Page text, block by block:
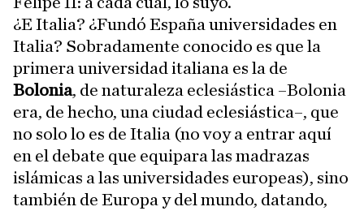
¿E Italia? ¿Fundó España universidades en
Italia? Sobradamente conocido es que la
primera universidad italiana es la de
Bolonia, de naturaleza eclesiástica –Bolonia
era, de hecho, una ciudad eclesiástica–, que
no solo lo es de Italia (no voy a entrar aquí
en el debate que equipara las madrazas
islámicas a las universidades europeas), sino
también de Europa y del mundo, datando,